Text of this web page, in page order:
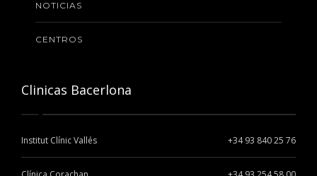
NOTICIAS
CENTROS
Clinicas Bacerlona
Institut Clínic Vallés +34 93 840 25 76